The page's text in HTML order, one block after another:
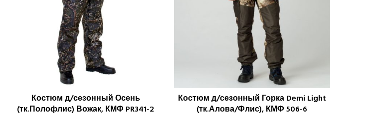
ПОДРОБНЕЕ
Костюм д/сезонный Осень
(тк.Полофлис) Вожак, КМФ PR341-2
ПОДРОБНЕЕ
Костюм д/сезонный Горка Demi Light
(тк.Алова/Флис), КМФ 506-6